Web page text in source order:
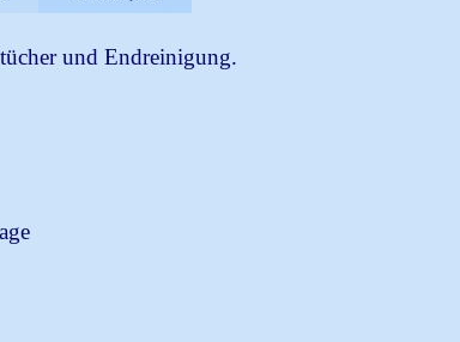
und Endreinigung.